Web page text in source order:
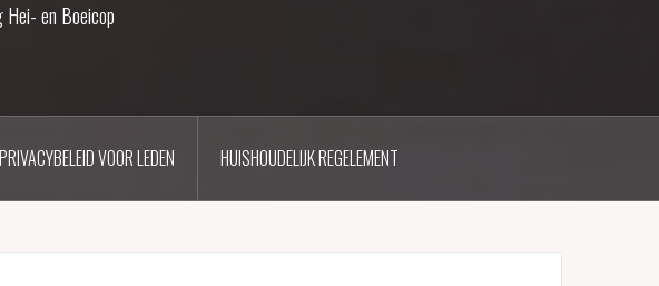
Hei- en Boeicop
PRIVACYBELEID VOOR LEDEN HUISHOUDELIJK REGELEMENT